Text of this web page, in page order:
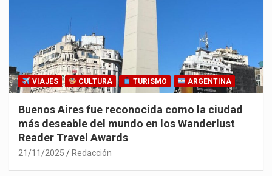
VIAJES CULTURA TURISMO ARGENTINA
Buenos Aires fue reconocida como la ciudad
más deseable del mundo en los Wanderlust
Reader Travel Awards
21/11/2025 Redacción